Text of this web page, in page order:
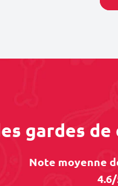
gardes
Note moyenne